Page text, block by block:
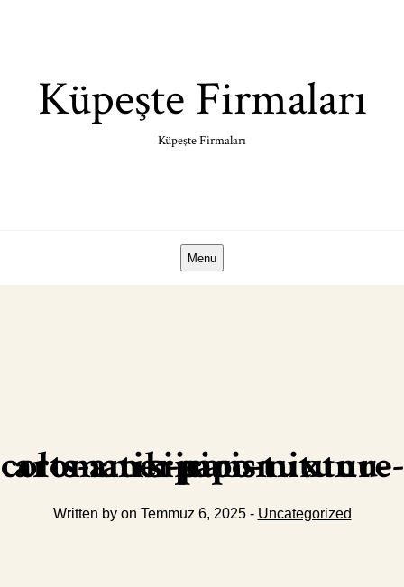
Küpeşte Firmaları
Küpeşte Firmaları
Menu
colts-american-mixture-aromatik-pipo-tutunu-siparis
Written by on Temmuz 6, 2025 - Uncategorized